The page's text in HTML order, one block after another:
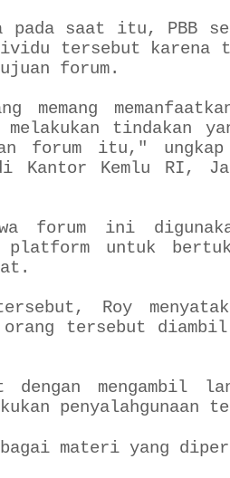
pada saat itu, PBB
tersebut karena
forum.
memang
tindakan
forum itu,"
Kantor Kemlu RI,
forum ini
platform untuk
Roy
tersebut diambil
mengambil
materi yang